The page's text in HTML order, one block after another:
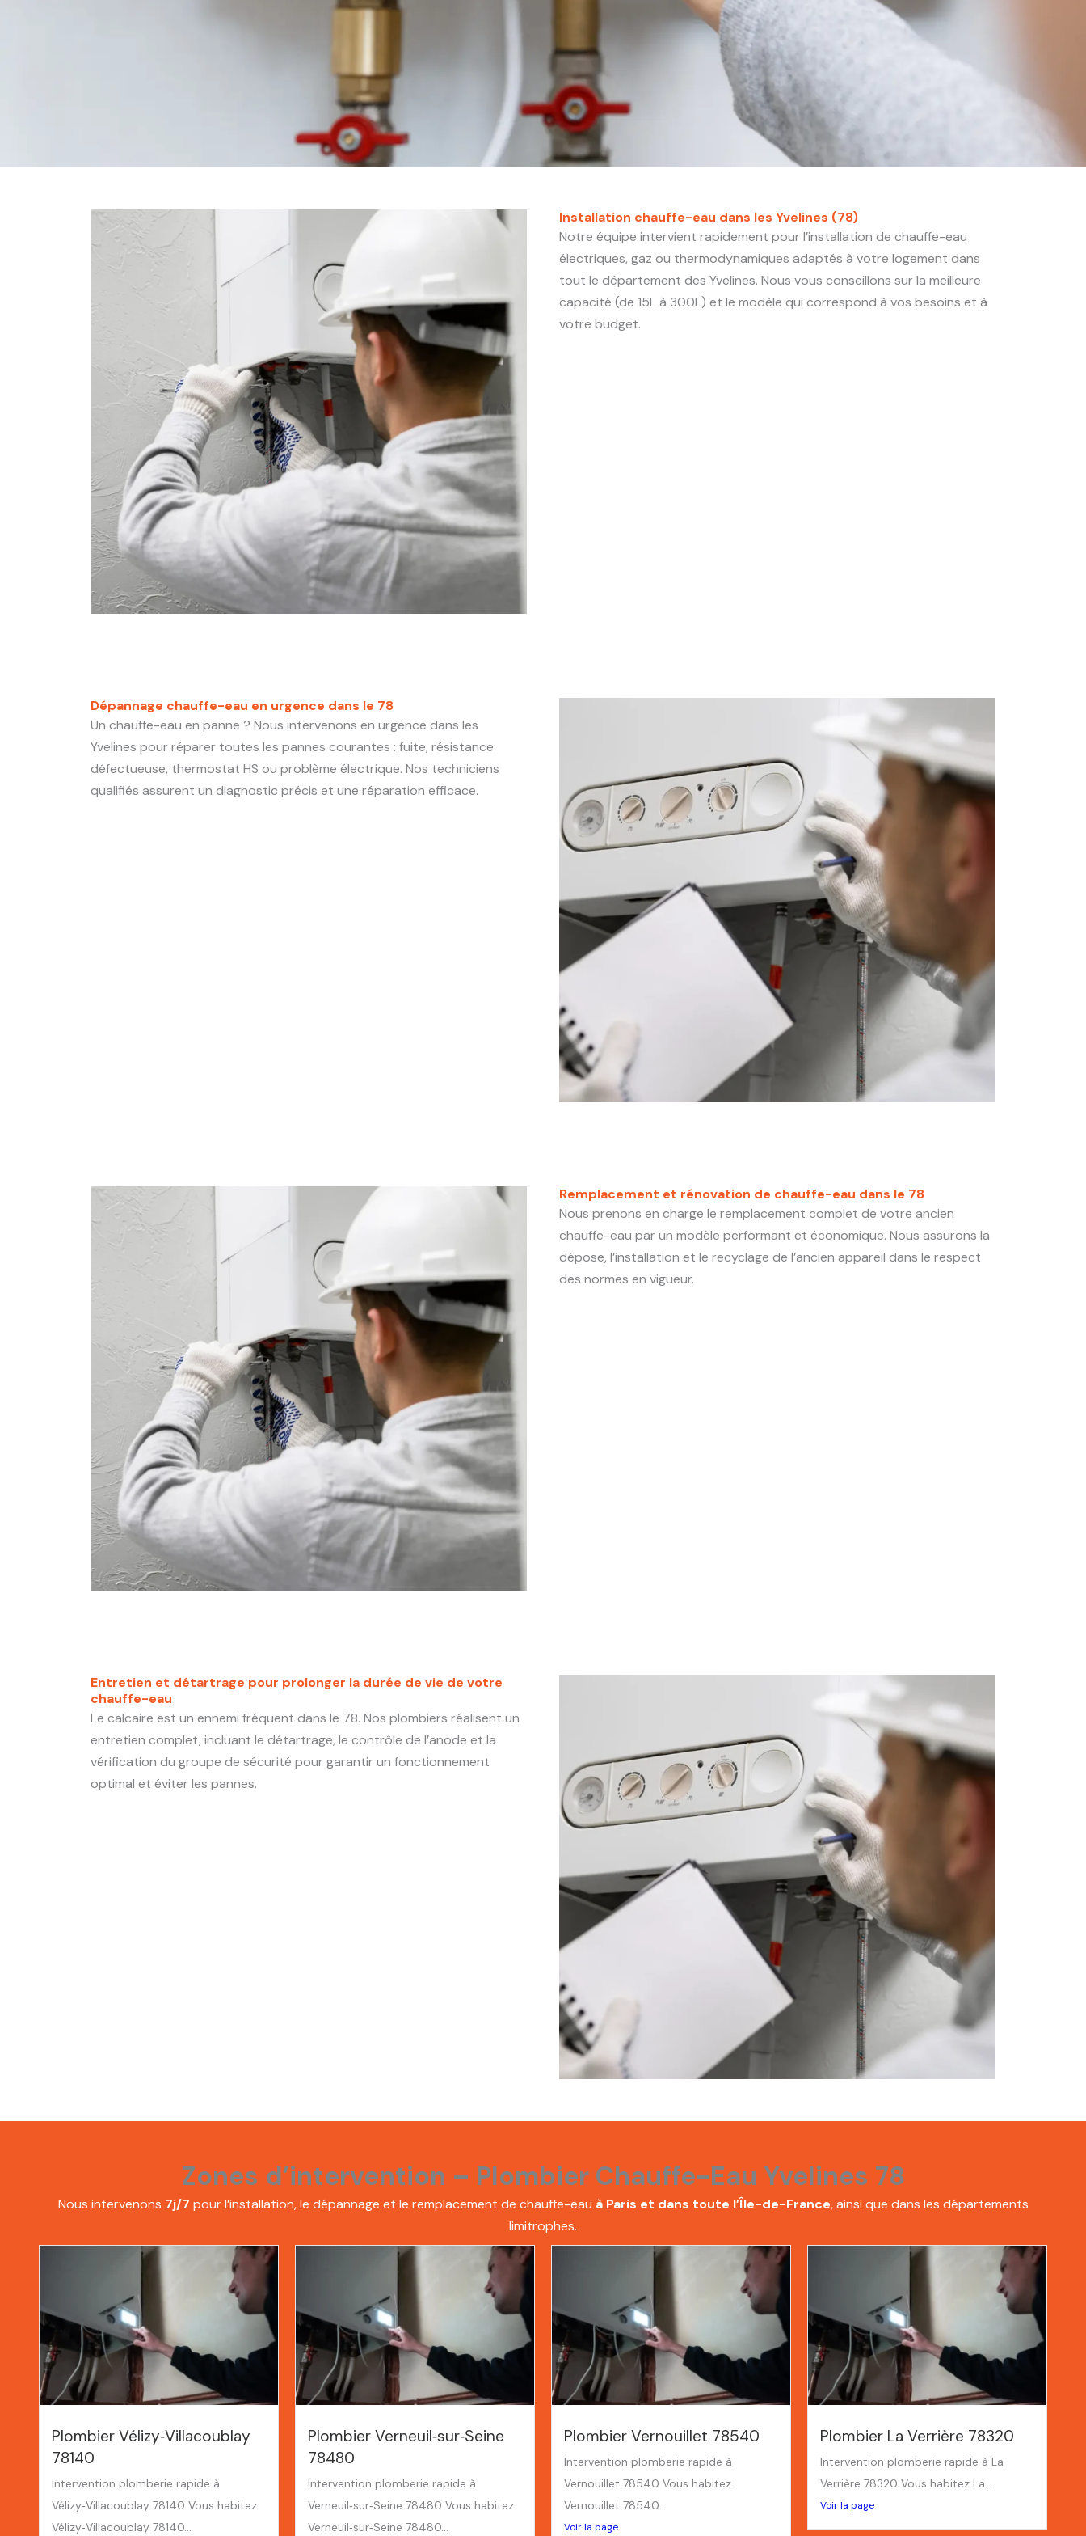
Installation chauffe-eau dans les Yvelines (78)
Notre équipe intervient rapidement pour l’installation de chauffe-eau
électriques, gaz ou thermodynamiques adaptés à votre logement dans
tout le département des Yvelines. Nous vous conseillons sur la meilleure
capacité (de 15L à 300L) et le modèle qui correspond à vos besoins et à
votre budget.
Dépannage chauffe-eau en urgence dans le 78
Un chauffe-eau en panne ? Nous intervenons en urgence dans les
Yvelines pour réparer toutes les pannes courantes : fuite, résistance
défectueuse, thermostat HS ou problème électrique. Nos techniciens
qualifiés assurent un diagnostic précis et une réparation efficace.
Remplacement et rénovation de chauffe-eau dans le 78
Nous prenons en charge le remplacement complet de votre ancien
chauffe-eau par un modèle performant et économique. Nous assurons la
dépose, l’installation et le recyclage de l’ancien appareil dans le respect
des normes en vigueur.
Entretien et détartrage pour prolonger la durée de vie de votre
chauffe-eau
Le calcaire est un ennemi fréquent dans le 78. Nos plombiers réalisent un
entretien complet, incluant le détartrage, le contrôle de l’anode et la
vérification du groupe de sécurité pour garantir un fonctionnement
optimal et éviter les pannes.
Zones d’intervention – Plombier Chauffe-Eau Yvelines 78
Nous intervenons 7j/7 pour l’installation, le dépannage et le remplacement de chauffe-eau à Paris et dans toute l’Île-de-France, ainsi que dans les départements
limitrophes.
Plombier Vélizy‑Villacoublay
78140
Intervention plomberie rapide à
Vélizy‑Villacoublay 78140 Vous habitez
Vélizy‑Villacoublay 78140...
Plombier Verneuil‑sur‑Seine
78480
Intervention plomberie rapide à
Verneuil‑sur‑Seine 78480 Vous habitez
Verneuil‑sur‑Seine 78480...
Plombier Vernouillet 78540
Intervention plomberie rapide à
Vernouillet 78540 Vous habitez
Vernouillet 78540...
Voir la page
Plombier La Verrière 78320
Intervention plomberie rapide à La
Verrière 78320 Vous habitez La...
Voir la page